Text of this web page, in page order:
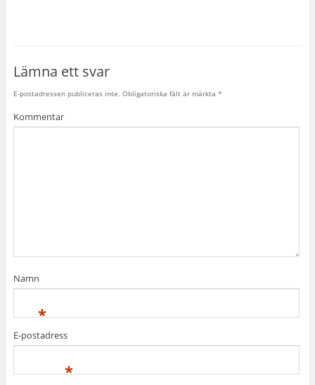
Lämna ett svar
E-postadressen publiceras inte. Obligatoriska fält är märkta *
Kommentar
Namn
*
E-postadress
*